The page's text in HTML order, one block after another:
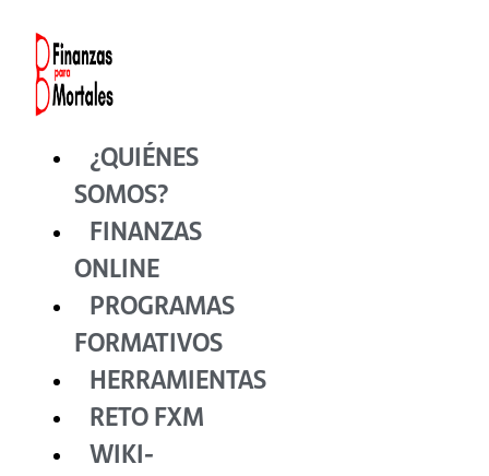
contenido
¿QUIÉNES
SOMOS?
FINANZAS
ONLINE
PROGRAMAS
FORMATIVOS
HERRAMIENTAS
RETO FXM
WIKI-